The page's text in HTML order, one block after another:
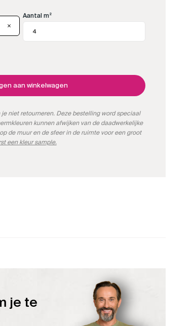
Aantal m²
aan winkelwagen
niet retourneren. Deze bestelling word speciaal
kunnen afwijken van de daadwerkelijke
de muur en de sfeer in de ruimte voor een groot
een kleur sample.
je te